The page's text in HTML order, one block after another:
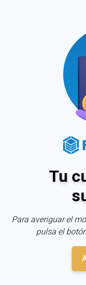
Tu
Para averiguar el
pulsa el